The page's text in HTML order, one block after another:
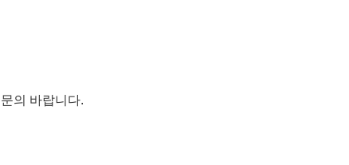
문의 바랍니다.